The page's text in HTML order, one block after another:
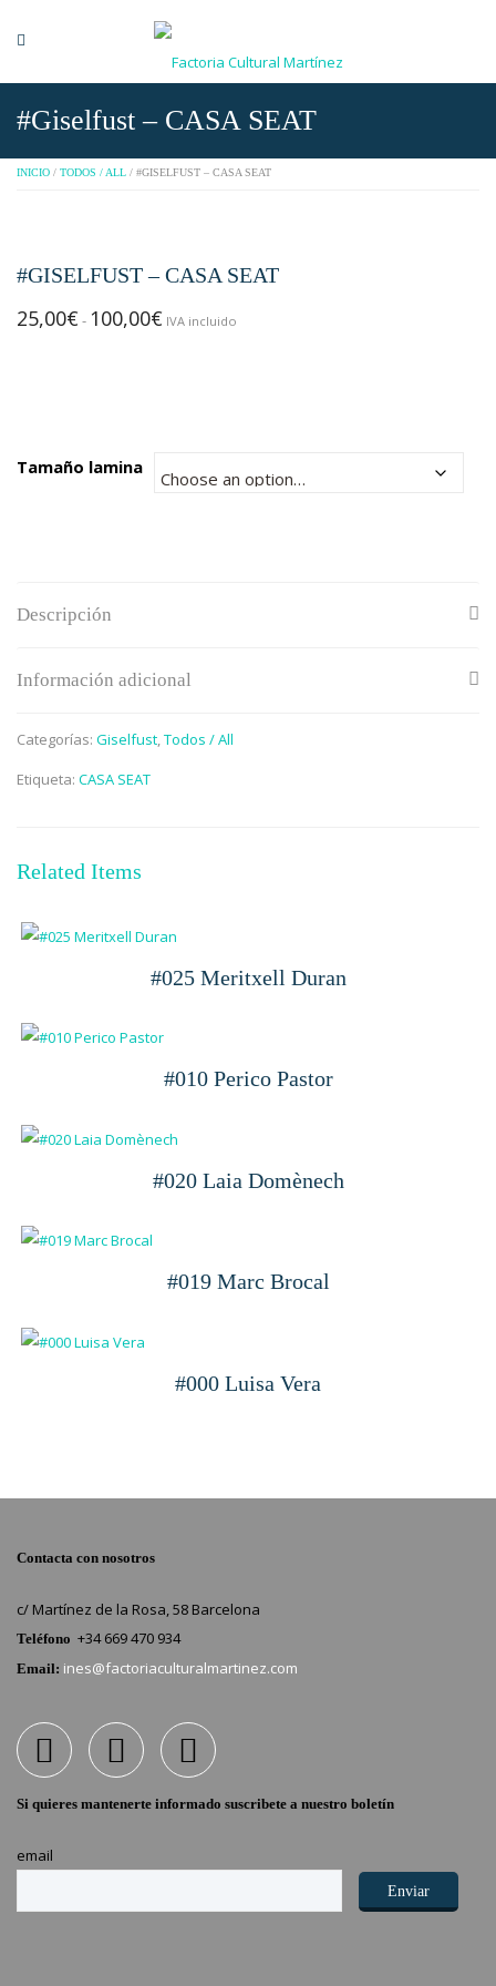
#Giselfust – CASA SEAT
INICIO / TODOS / ALL / #GISELFUST – CASA SEAT
#GISELFUST – CASA SEAT
25,00€ - 100,00€ Rango
100,00€
IVA incluido
Tamaño lamina
Descripción
Información adicional
Categorías: Giselfust,Todos / All
Etiqueta: CASA SEAT
Related Items
#025 Meritxell Duran
#010 Perico Pastor
#020 Laia Domènech
#019 Marc Brocal
#000 Luisa Vera
Contacta con nosotros
c/ Martínez de la Rosa, 58 Barcelona
Teléfono +34 669 470 934
Email: ines@factoriaculturalmartinez.com
Si quieres mantenerte informado suscribete a nuestro boletín
email